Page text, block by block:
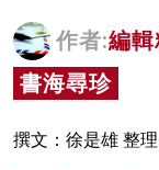
灼見活動
關於我們
作者:編
書海尋珍
撰文：徐是雄 整